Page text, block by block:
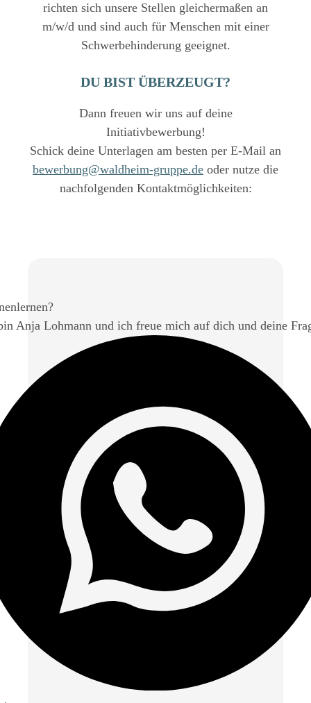
richten sich unsere Stellen gleichermaßen an
m/w/d und sind auch für Menschen mit einer
Schwerbehinderung geeignet.
DU BIST ÜBERZEUGT?
Dann freuen wir uns auf deine
Initiativbewerbung!
Schick deine Unterlagen am besten per E-Mail an
bewerbung@waldheim-gruppe.de oder nutze die
nachfolgenden Kontaktmöglichkeiten:
Anja Lohmann und ich freue mich auf dich und deine